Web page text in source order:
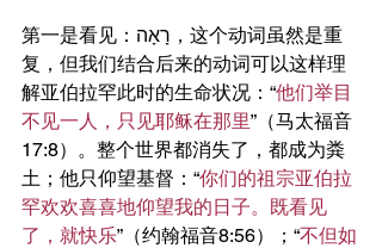
第一是看见：רָאָה，这个动词虽然是重
复，但我们结合后来的动词可以这样理
解亚伯拉罕此时的生命状况：“他们举目
不见一人，只见耶稣在那里”（马太福音
17:8）。整个世界都消失了，都成为粪
土；他只仰望基督：“你们的祖宗亚伯拉
罕欢欢喜喜地仰望我的日子。既看见
了，就快乐”（约翰福音8:56）；“不但如